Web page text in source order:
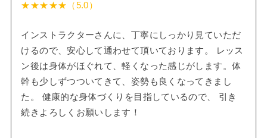
★★★★★（5.0）
インストラクターさんに、丁寧にしっかり見ていただ
けるので、安心して通わせて頂いております。 レッス
ン後は身体がほぐれて、軽くなった感じがします。体
幹も少しずつついてきて、姿勢も良くなってきまし
た。 健康的な身体づくりを目指しているので、 引き
続きよろしくお願いします！